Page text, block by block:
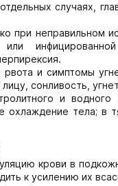
случаях,
при неправильном
и симптомы
сонливость,
и водного
тела; в
крови в
к усилению их